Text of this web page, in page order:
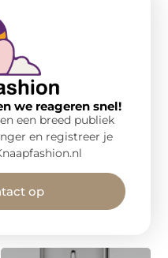
we reageren snel!
een breed publiek
en registreer je
op